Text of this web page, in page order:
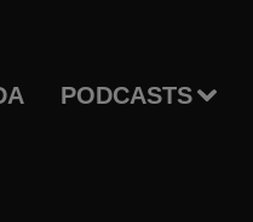
PODCASTS